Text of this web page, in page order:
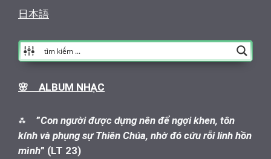
日本語
🌸 ALBUM NHẠC
⁂ ”Con người được dựng nên để ngợi khen, tôn
kính và phụng sự Thiên Chúa, nhờ đó cứu rỗi linh hồn
mình” (LT 23)